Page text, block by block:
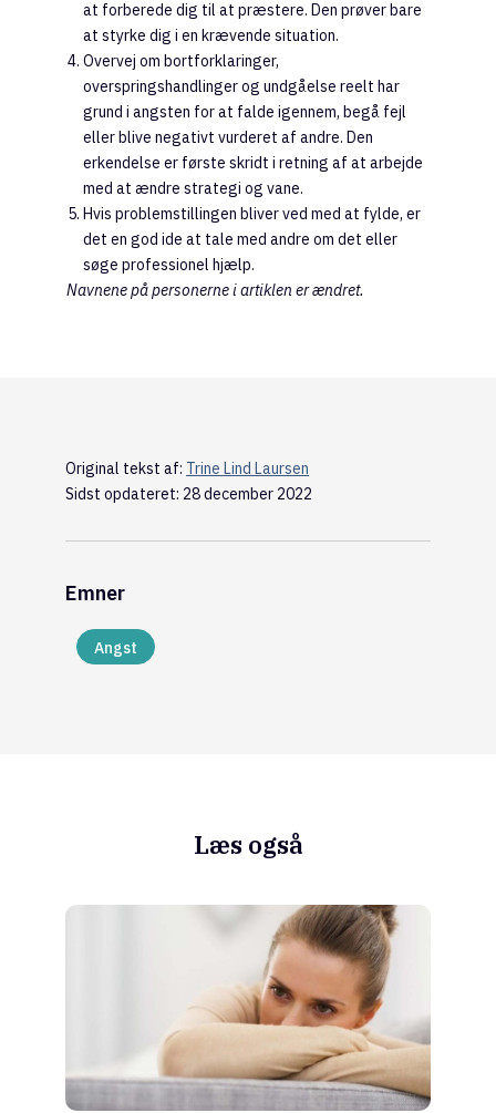
at forberede dig til at præstere. Den prøver bare
at styrke dig i en krævende situation.
Overvej om bortforklaringer,
overspringshandlinger og undgåelse reelt har
grund i angsten for at falde igennem, begå fejl
eller blive negativt vurderet af andre. Den
erkendelse er første skridt i retning af at arbejde
med at ændre strategi og vane.
Hvis problemstillingen bliver ved med at fylde, er
det en god ide at tale med andre om det eller
søge professionel hjælp.
Navnene på personerne i artiklen er ændret.
Original tekst af: Trine Lind Laursen
Sidst opdateret: 28 december 2022
Emner
Angst
Læs også